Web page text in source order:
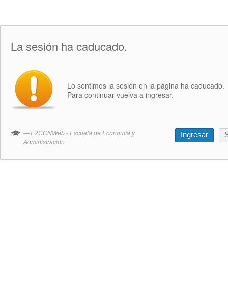
La sesión ha caducado.
Lo sentimos la sesión en la página ha caducado.
Para continuar vuelva a ingresar.
E2CONWeb - Escuela de Economía y
Administración
Ingresar